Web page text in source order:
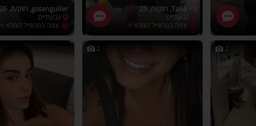
Talia <3, רווק/ה, 25
גבעתיים
צפה בפרופיל המלא >
golanguller, רווק/ה, 26
גבעתיים
צפה בפרופיל המלא >
2
2